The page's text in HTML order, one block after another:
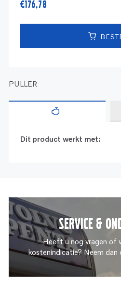
€176,78
PULLER
Dit product werkt met:
Service &
Heeft u nog vragen of
kostenindicatie? Neem